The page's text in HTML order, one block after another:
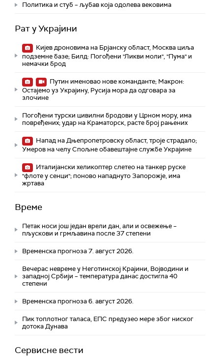
Политика и стуб – љубав која одолева вековима
Рат у Украјини
Кијев дроновима на Брјанску област, Москва циља
подземне базе; Билд: Погођени "Ликви моли", "Пума" и
немачки брод
Путин именовао нове команданте; Макрон:
Остајемо уз Украјину, Русија мора да одговара за
злочине
Погођени турски цивилни бродови у Црном мору, има
повређених; удар на Краматорск, расте број рањених
Напад на Дњепропетровску област, троје страдалo;
Умеров на челу Спољне обавештајне службе Украјине
Италијански хеликоптер слетео на танкер руске
"флоте у сенци"; поново нападнуто Запорожје, има
жртава
Време
Петак носи још један врели дан, али и освежење –
пљускови и грмљавина после 37 степени
Временска прогноза 7. август 2026.
Вечерас невреме у Неготинској Крајини, Војводини и
западној Србији – температура данас достигла 40
степени
Временска прогноза 6. август 2026.
Пик топлотног таласа, ЕПС предузео мере због ниског
дотока Дунава
Сервисне вести